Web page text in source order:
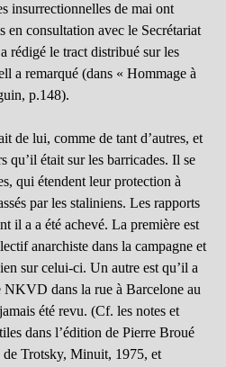
insurrectionnelles de mai ont
en consultation avec le Secrétariat
rédigé le tract distribué sur les
a remarqué (dans « Hommage à
p.148).
de lui, comme de tant d’autres, et
qu’il était sur les barricades. Il se
qui étendent leur protection à
par les staliniens. Les rapports
il a a été achevé. La première est
anarchiste dans la campagne et
sur celui-ci. Un autre est qu’il a
NKVD dans la rue à Barcelone au
été revu. (Cf. les notes et
dans l’édition de Pierre Broué
Trotsky, Minuit, 1975, et